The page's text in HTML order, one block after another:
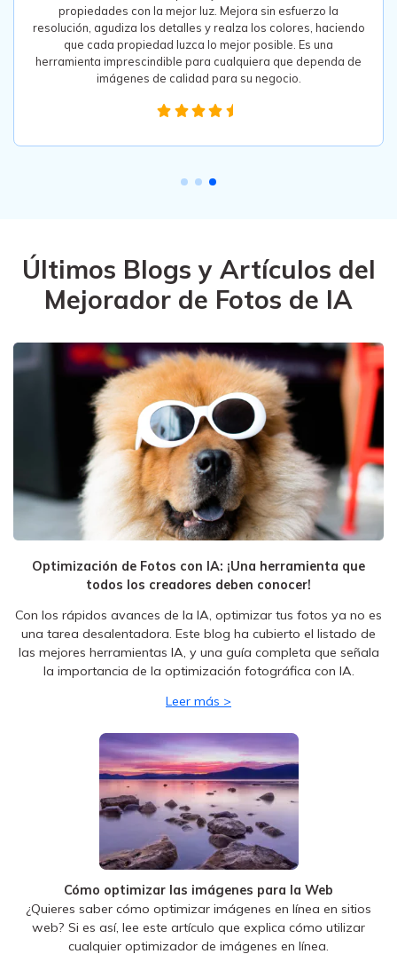
resolución, agudiza los detalles y realza los colores, haciendo
que cada propiedad luzca lo mejor posible. Es una
herramienta imprescindible para cualquiera que dependa de
imágenes de calidad para su negocio.
Últimos Blogs y Artículos del
Mejorador de Fotos de IA
todos los creadores deben conocer!
una tarea desalentadora. Este blog ha cubierto el listado de
las mejores herramientas IA, y una guía completa que señala
la importancia de la optimización fotográfica con IA.
Leer más >
Cómo optimizar las imágenes para la Web
¿Quieres saber cómo optimizar imágenes en línea en sitios
web? Si es así, lee este artículo que explica cómo utilizar
cualquier optimizador de imágenes en línea.